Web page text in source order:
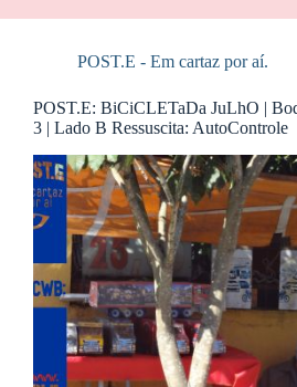
POST.E - Em cartaz por aí.
POST.E: BiCiCLETaDa JuLhO |
3 | Lado B Ressuscita: AutoControle